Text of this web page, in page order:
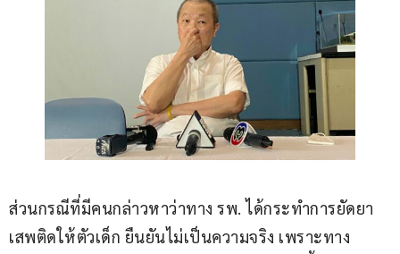
ส่วนกรณีที่มีคนกล่าวหาว่าทาง รพ. ได้กระทำการยัดยา
เสพติดให้ตัวเด็ก ยืนยันไม่เป็นความจริง เพราะทาง